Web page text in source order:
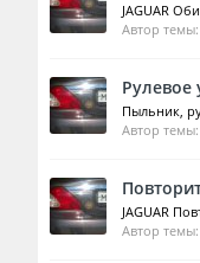
JAGUAR
Автор темы:
Рулевое
Пыльник,
Автор темы:
JAGUAR
Автор темы: